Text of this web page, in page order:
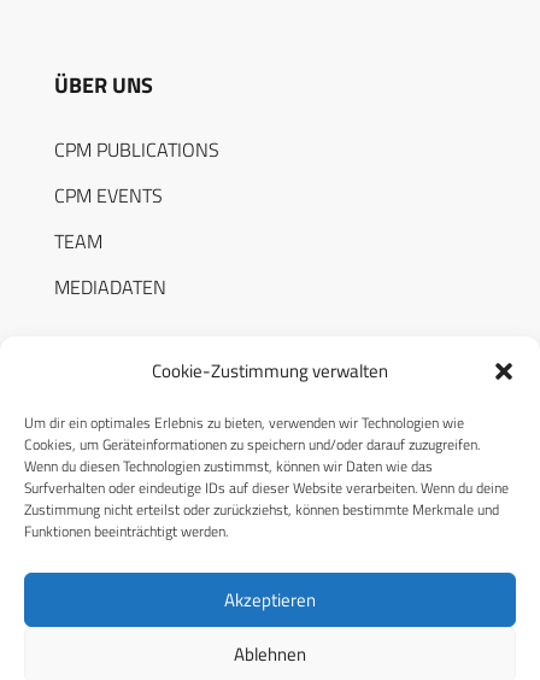
Cookie-Zustimmung verwalten
Um dir ein optimales Erlebnis zu bieten, verwenden wir Technologien wie
Cookies, um Geräteinformationen zu speichern und/oder darauf zuzugreifen.
Wenn du diesen Technologien zustimmst, können wir Daten wie das
Surfverhalten oder eindeutige IDs auf dieser Website verarbeiten. Wenn du deine
Zustimmung nicht erteilst oder zurückziehst, können bestimmte Merkmale und
Funktionen beeinträchtigt werden.
Akzeptieren
Ablehnen
ÜBER UNS
CPM PUBLICATIONS
CPM EVENTS
TEAM
MEDIADATEN
RECHTLICHES
Datenschutzerklärung
Cookie-Richtlinie (EU)